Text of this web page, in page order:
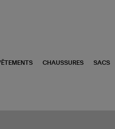
CHAUSSURES SACS